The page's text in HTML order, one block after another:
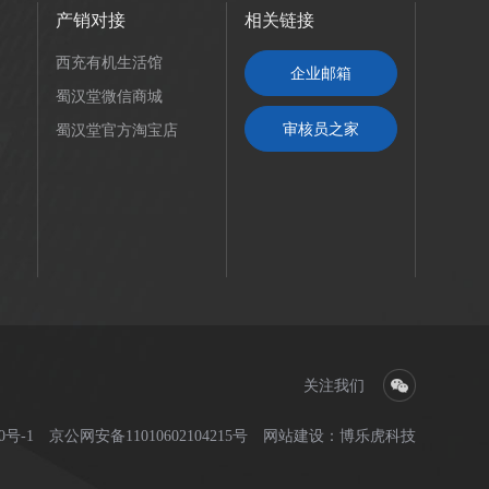
产销对接
西充有机生活馆
蜀汉堂微信商城
蜀汉堂官方淘宝店
相关链接
企业邮箱
审核员之家
关注我们
号-1 京公网安备11010602104215号 网站建设 ： 博乐虎科技